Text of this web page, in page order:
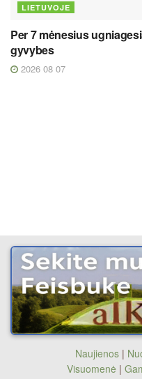
LIETUVOJE
Per 7 mėnesius
gyvybes
2026 08 07
Naujienos|
Visuomenė |